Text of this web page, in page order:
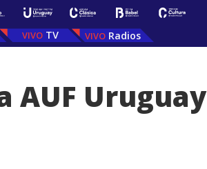
TV Radios
AUF Uruguay